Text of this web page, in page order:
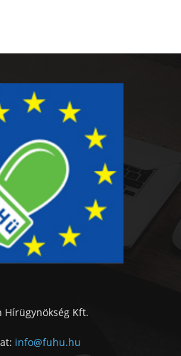
Hírügynökség Kft.
info@fuhu.hu